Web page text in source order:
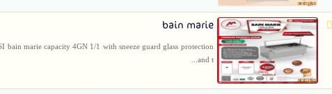
bain marie
bain marie capacity 4GN 1/1 with sneeze guard glass protection
and t...